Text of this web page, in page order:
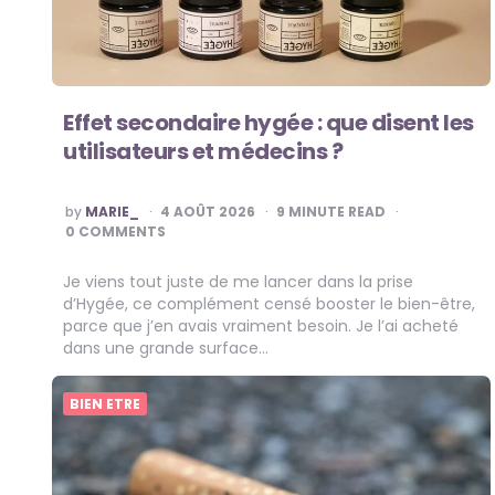
Effet secondaire hygée : que disent les
utilisateurs et médecins ?
POSTED
BY
by MARIE_ 4 AOÛT 2026 9 MINUTE READ
0 COMMENTS
Je viens tout juste de me lancer dans la prise
d’Hygée, ce complément censé booster le bien-être,
parce que j’en avais vraiment besoin. Je l’ai acheté
dans une grande surface…
BIEN ETRE